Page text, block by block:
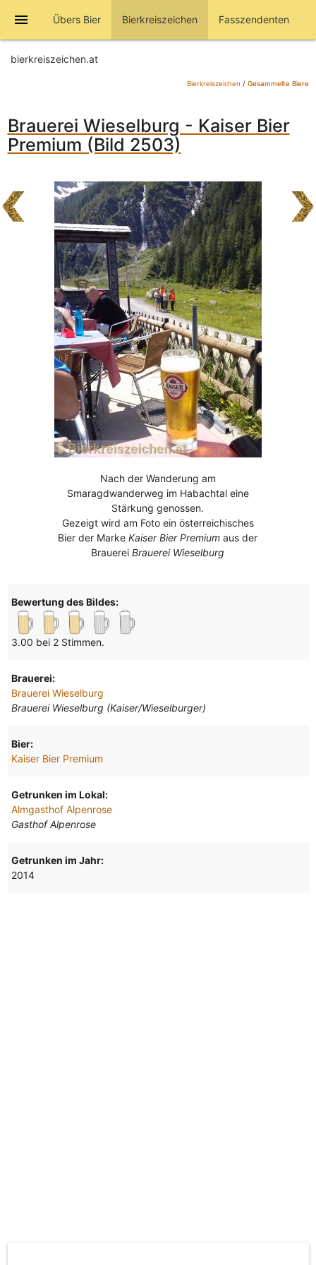
menu Übers Bier Bierkreiszeichen Fasszendenten
bierkreiszeichen.at
Bierkreiszeichen / Gesammelte Biere
Brauerei Wieselburg - Kaiser Bier
Premium (Bild 2503)
Nach der Wanderung am
Smaragdwanderweg im Habachtal eine
Stärkung genossen.
Gezeigt wird am Foto ein österreichisches
Bier der MarkeKaiser Bier Premium aus der
BrauereiBrauerei Wieselburg
Bewertung des Bildes:
3.00 bei 2 Stimmen.
Brauerei:
Brauerei Wieselburg
Brauerei Wieselburg (Kaiser/Wieselburger)
Bier:
Kaiser Bier Premium
Getrunken im Lokal:
Almgasthof Alpenrose
Gasthof Alpenrose
Getrunken im Jahr:
2014